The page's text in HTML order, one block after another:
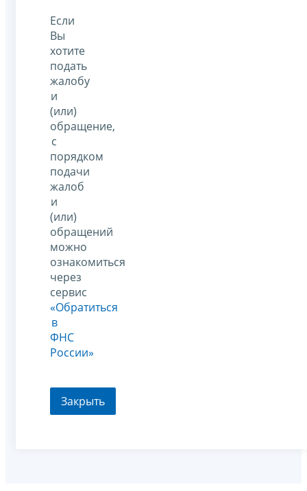
Если
Вы
хотите
подать
жалобу
и
(или)
обращение,
с
порядком
подачи
жалоб
и
(или)
обращений
можно
ознакомиться
через
сервис
«Обратиться
в
ФНС
России»
Закрыть